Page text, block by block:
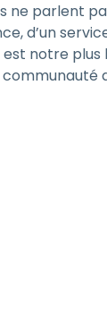
ne parlent
d’un
notre plus
communauté